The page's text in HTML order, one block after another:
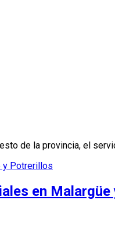
de la provincia, el
y Potrerillos
en Malargüe